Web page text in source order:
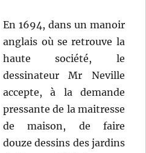
En 1694, dans un manoir
anglais où se retrouve la
haute société, le
dessinateur Mr Neville
accepte, à la demande
pressante de la maitresse
de maison, de faire
douze dessins des jardins